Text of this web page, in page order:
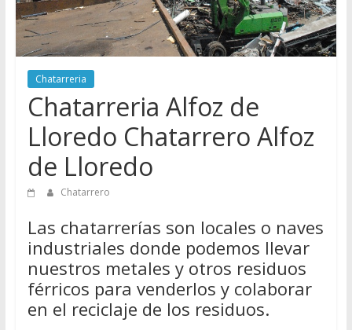
de
Chatarreros
para
vender
Chatarra
Chatarreria
Chatarreria Alfoz de
Lloredo Chatarrero Alfoz
de Lloredo
Chatarrero
Las chatarrerías son locales o naves
industriales donde podemos llevar
nuestros metales y otros residuos
férricos para venderlos y colaborar
en el reciclaje de los residuos.